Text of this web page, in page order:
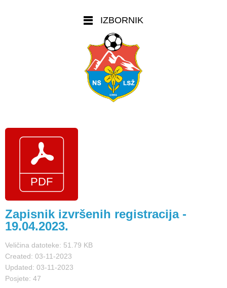
IZBORNIK
Zapisnik izvršenih registracija -
19.04.2023.
Veličina datoteke: 51.79 KB
Created: 03-11-2023
Updated: 03-11-2023
Posjete: 47